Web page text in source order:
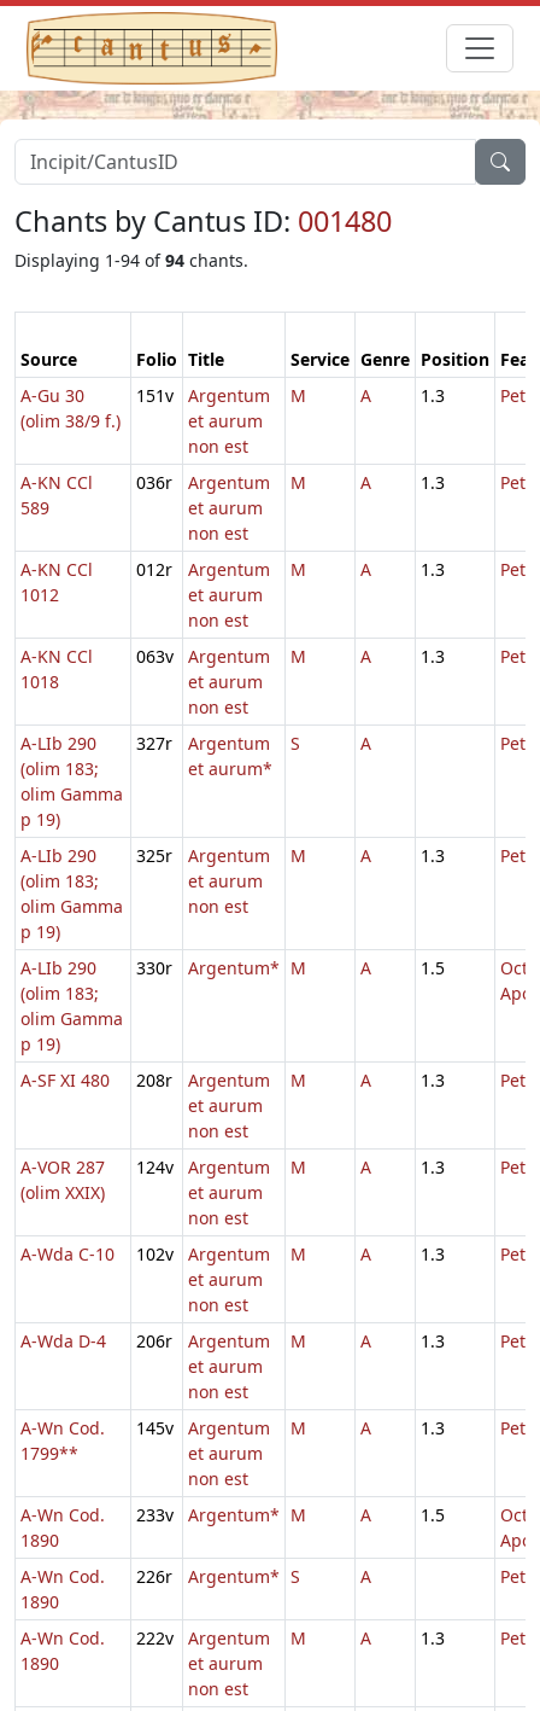
Chants by Cantus ID: 001480
Displaying 1-94 of94 chants.
Source Folio Title Service Genre Position
A-Gu 30
(olim 38/9 f.)
151v
Argentum
et aurum
non est
M A 1.3
A-KN CCl
589
036r
Argentum
et aurum
non est
M A 1.3
A-KN CCl
1012
012r
Argentum
et aurum
non est
M A 1.3
A-KN CCl
1018
063v
Argentum
et aurum
non est
M A 1.3
A-LIb 290
(olim 183;
olim Gamma
p 19)
327r
Argentum
et aurum*
S A
A-LIb 290
(olim 183;
olim Gamma
p 19)
325r
Argentum
et aurum
non est
M A 1.3
A-LIb 290
(olim 183;
olim Gamma
p 19)
330r Argentum* M A 1.5
A-SF XI 480 208r
Argentum
et aurum
non est
M A 1.3
A-VOR 287
(olim XXIX)
124v
Argentum
et aurum
non est
M A 1.3
A-Wda C-10 102v
Argentum
et aurum
non est
M A 1.3
A-Wda D-4 206r
Argentum
et aurum
non est
M A 1.3
A-Wn Cod.
1799**
145v
Argentum
et aurum
non est
M A 1.3 Petri
A-Wn Cod.
1890
233v Argentum* M A 1.5
A-Wn Cod.
1890
226r Argentum* S A
A-Wn Cod.
1890
222v
Argentum
et aurum
non est
M A 1.3